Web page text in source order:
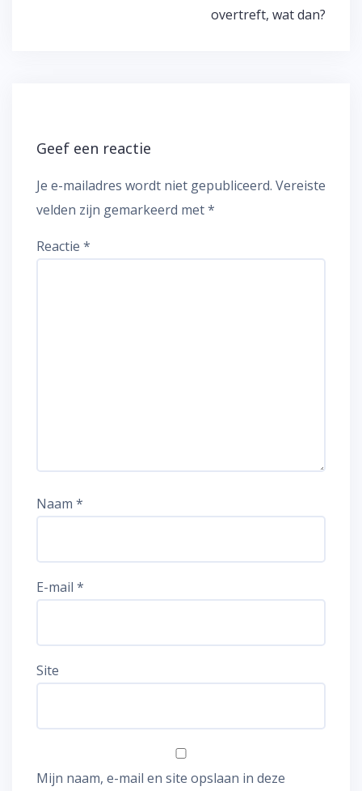
overtreft, wat dan?
Geef een reactie
Je e-mailadres wordt niet gepubliceerd. Vereiste
velden zijn gemarkeerd met*
Reactie *
Naam *
E-mail *
Site
Mijn naam, e-mail en site opslaan in deze